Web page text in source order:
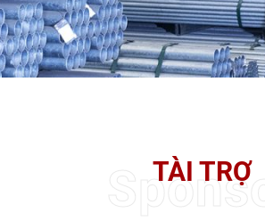
TÀI TRỢ
Sponsor